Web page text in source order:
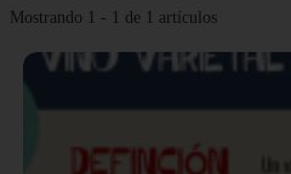
Mostrando 1 - 1 de 1 artículos